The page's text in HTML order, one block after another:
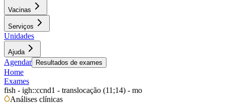
Vacinas
Serviços
Unidades
Ajuda
Agendar Resultados de exames
Home
Exames
fish - igh::ccnd1 - translocação (11;14) - mo
Análises clínicas